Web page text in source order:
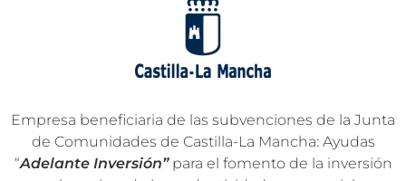
Empresa beneficiaria de las subvenciones de la Junta
de Comunidades de Castilla-La Mancha: Ayudas
“Adelante Inversión”para el fomento de la inversión